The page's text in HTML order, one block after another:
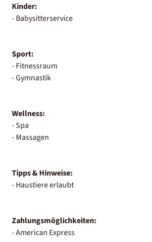
Kinder:
- Babysitterservice
Sport:
- Fitnessraum
- Gymnastik
Wellness:
- Spa
- Massagen
Tipps & Hinweise:
- Haustiere erlaubt
Zahlungsmöglichkeiten:
- American Express